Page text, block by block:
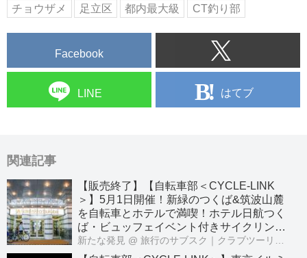
チョウザメ
足立区 都内最大級 CT釣り部
Facebook
LINE はてブ
関連記事
【販売終了】【自転車部＜CYCLE‐LINK
＞】5月1日開催！新緑のつくば&筑波山麓
を自転車とホテルで満喫！ホテル日航つく
ば・ビュッフェイベント付きサイクリング
（日帰り）ツアー
新たな発見 @ 旅行のサブスク｜クラブツーリズムPASS公式